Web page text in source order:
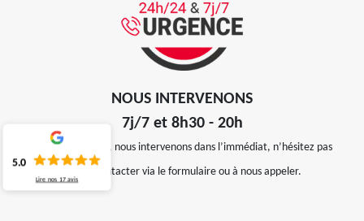
NOUS INTERVENONS
7j/7 et 8h30 - 20h
En cas d’urgence, nous intervenons dans l’immédiat, n’hésitez pas
à nous contacter via le formulaire ou à nous appeler.
5.0
Lire nos 17 avis